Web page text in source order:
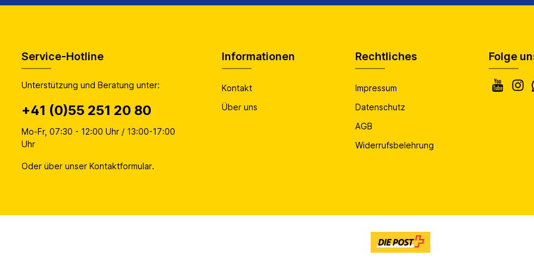
Folge
Service-Hotline
Unterstützung und Beratung unter:
+41 (0)55 251 20 80
Mo-Fr, 07:30 - 12:00 Uhr / 13:00-17:00
Uhr
Oder über unser Kontaktformular.
Informationen
Kontakt
Über uns
Rechtliches
Impressum
Datenschutz
AGB
Widerrufsbelehrung